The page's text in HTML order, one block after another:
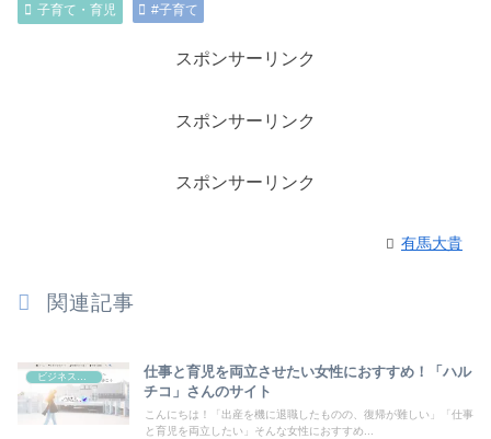
子育て・育児 #子育て
スポンサーリンク
スポンサーリンク
スポンサーリンク
有馬大貴
関連記事
仕事と育児を両立させたい女性におすすめ！「ハル
チコ」さんのサイト
こんにちは！「出産を機に退職したものの、復帰が難しい」「仕事
と育児を両立したい」そんな女性におすすめ...